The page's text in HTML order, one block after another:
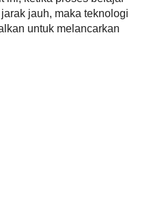
jauh, maka teknologi
untuk melancarkan